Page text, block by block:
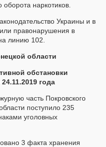
наркотиков.
Украины и в
правонарушения в
линию 102.
области
обстановки
года
часть Покровского
поступило 235
уголовных
3 факта хранения